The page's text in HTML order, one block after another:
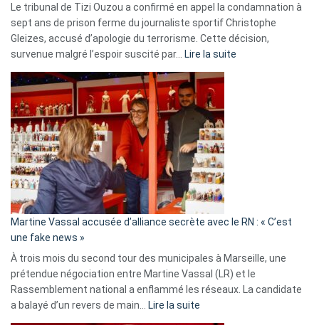
Le tribunal de Tizi Ouzou a confirmé en appel la condamnation à
sept ans de prison ferme du journaliste sportif Christophe
Gleizes, accusé d’apologie du terrorisme. Cette décision,
survenue malgré l’espoir suscité par… Lire la suite
Algérie
Martine Vassal accusée d’alliance secrète avec le RN : « C’est
une fake news »
À trois mois du second tour des municipales à Marseille, une
prétendue négociation entre Martine Vassal (LR) et le
Rassemblement national a enflammé les réseaux. La candidate
a balayé d’un revers de main… Lire la suite